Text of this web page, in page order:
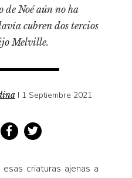
Noé aún no ha
cubren dos tercios
Melville.
I 1 Septiembre 2021
criaturas ajenas a